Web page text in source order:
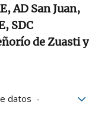
AD San Juan,
SDC
de Zuasti y
datos